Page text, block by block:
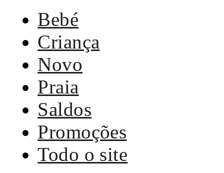
Bebé
Criança
Novo
Praia
Saldos
Promoções
Todo o site